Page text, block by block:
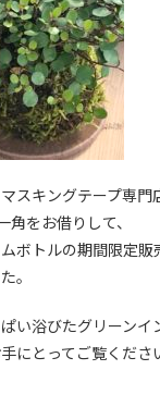
スキングテープ専門
角をお借りして、
ボトルの期間限定販
。
い浴びたグリーンイ
にとってご覧くださ